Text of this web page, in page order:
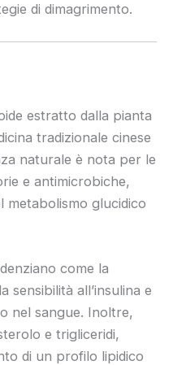
di dimagrimento.
estratto dalla pianta
tradizionale cinese
naturale è nota per le
e antimicrobiche,
glucidico
come la
sensibilità all’insulina e
nel sangue. Inoltre,
e trigliceridi,
di un profilo lipidico